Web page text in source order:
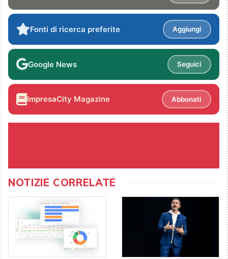
Fonti di ricerca preferite Aggiungi
Google News Seguici
ImpresaCity Magazine Abbonati
NOTIZIE CORRELATE